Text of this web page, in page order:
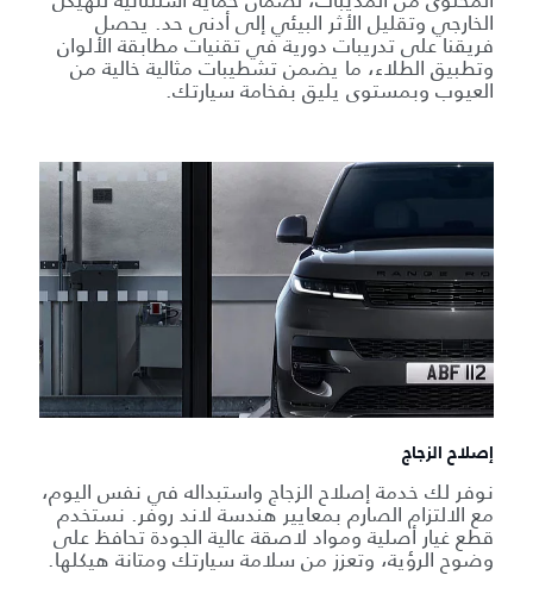
الخارجي وتقليل الأثر البيئي إلى أدنى حد. يحصل
فريقنا على تدريبات دورية في تقنيات مطابقة الألوان
وتطبيق الطلاء، ما يضمن تشطيبات مثالية خالية من
العيوب وبمستوى يليق بفخامة سيارتك.
إصلاح الزجاج
نوفر لك خدمة إصلاح الزجاج واستبداله في نفس اليوم،
مع الالتزام الصارم بمعايير هندسة لاند روفر. نستخدم
قطع غيار أصلية ومواد لاصقة عالية الجودة تحافظ على
وضوح الرؤية، وتعزز من سلامة سيارتك ومتانة هيكلها.